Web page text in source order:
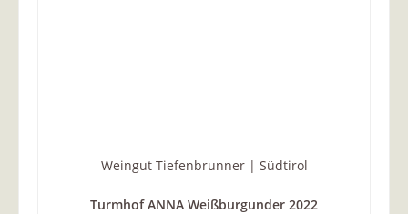
Weingut Tiefenbrunner | Südtirol
Turmhof ANNA Weißburgunder 2022